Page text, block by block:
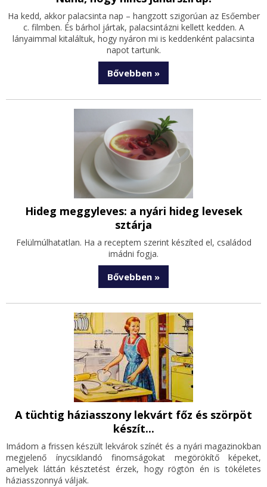
Ha kedd, akkor palacsinta nap – hangzott szigorúan az Esőember
c. filmben. És bárhol jártak, palacsintázni kellett kedden. A
lányaimmal kitaláltuk, hogy nyáron mi is keddenként palacsinta
napot tartunk.
Bővebben »
Hideg meggyleves: a nyári hideg levesek
sztárja
Felülmúlhatatlan. Ha a receptem szerint készíted el, családod
imádni fogja.
Bővebben »
A tüchtig háziasszony lekvárt főz és szörpöt
készít...
Imádom a frissen készült lekvárok színét és a nyári magazinokban
megjelenő ínycsiklandó finomságokat megörökítő képeket,
amelyek láttán késztetést érzek, hogy rögtön én is tökéletes
háziasszonnyá váljak.